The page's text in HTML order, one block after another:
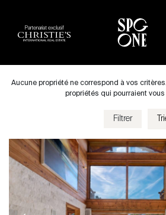
Partenariat exclusif
Villa
Chambres
Aucune propriété ne correspond à vos
propriétés qui pourraient
Filtrer